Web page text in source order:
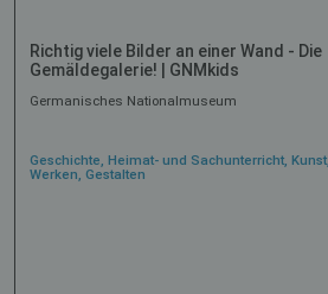
Richtig viele Bilder an einer Wand - Die
Gemäldegalerie! | GNMkids
Germanisches Nationalmuseum
Geschichte, Heimat- und Sachunterricht, Kunst,
Werken, Gestalten